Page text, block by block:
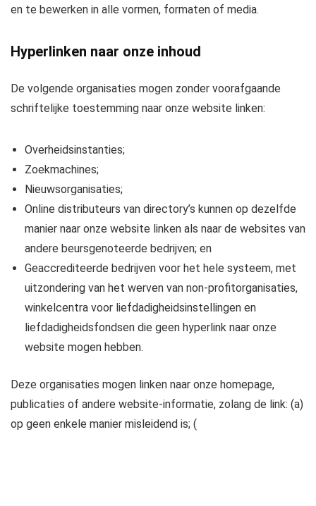
en te bewerken in alle vormen, formaten of media.
Hyperlinken naar onze inhoud
De volgende organisaties mogen zonder voorafgaande
schriftelijke toestemming naar onze website linken:
Overheidsinstanties;
Zoekmachines;
Nieuwsorganisaties;
Online distributeurs van directory’s kunnen op dezelfde
manier naar onze website linken als naar de websites van
andere beursgenoteerde bedrijven; en
Geaccrediteerde bedrijven voor het hele systeem, met
uitzondering van het werven van non-profitorganisaties,
winkelcentra voor liefdadigheidsinstellingen en
liefdadigheidsfondsen die geen hyperlink naar onze
website mogen hebben.
Deze organisaties mogen linken naar onze homepage,
publicaties of andere website-informatie, zolang de link: (a)
op geen enkele manier misleidend is; (